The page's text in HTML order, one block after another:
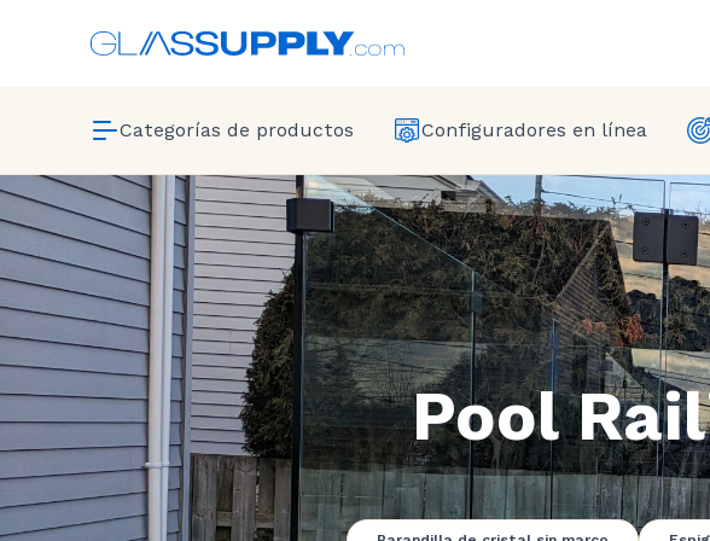
Categorías de productos Configuradores en línea
Pool